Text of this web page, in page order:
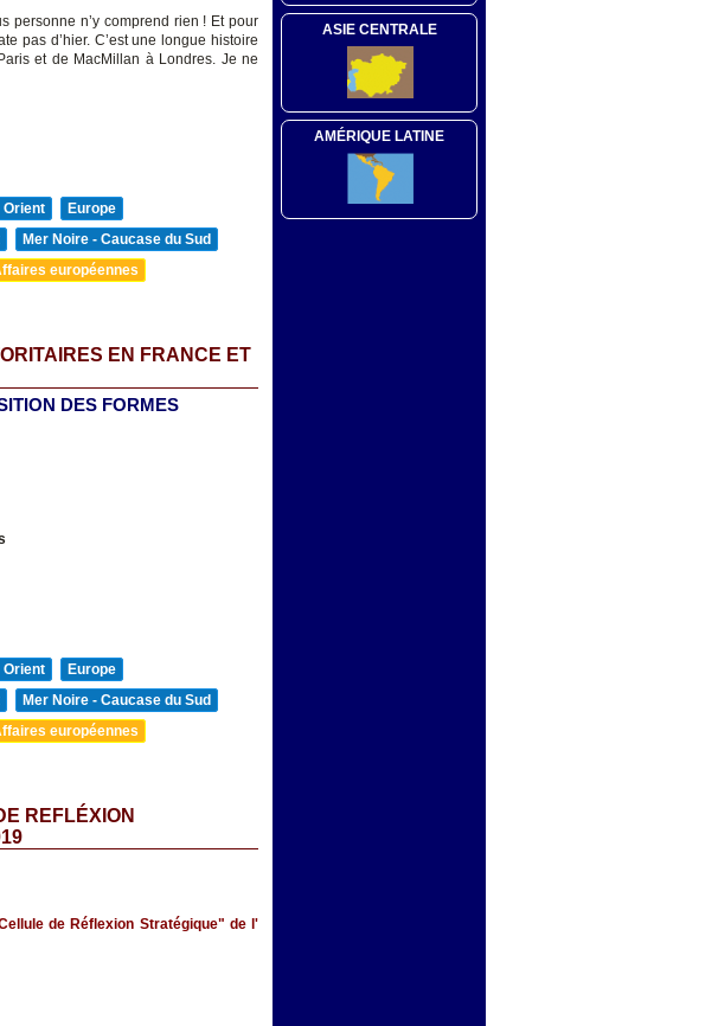
personne n’y comprend rien ! Et pour
pas d’hier. C’est une longue histoire
et de MacMillan à Londres. Je ne
Orient
Europe
Mer Noire - Caucase du Sud
européennes
EN FRANCE ET
DES FORMES
Orient
Europe
Mer Noire - Caucase du Sud
européennes
REFLÉXION
de Réflexion Stratégique" de l'
ASIE CENTRALE
AMÉRIQUE LATINE